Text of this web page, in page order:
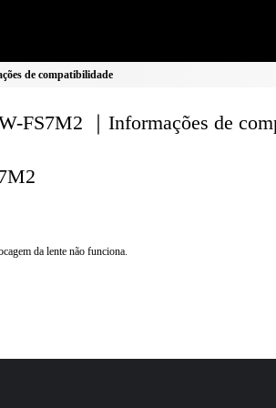
de compatibilidade
FS7M2 ｜Informações de
da lente não funciona.